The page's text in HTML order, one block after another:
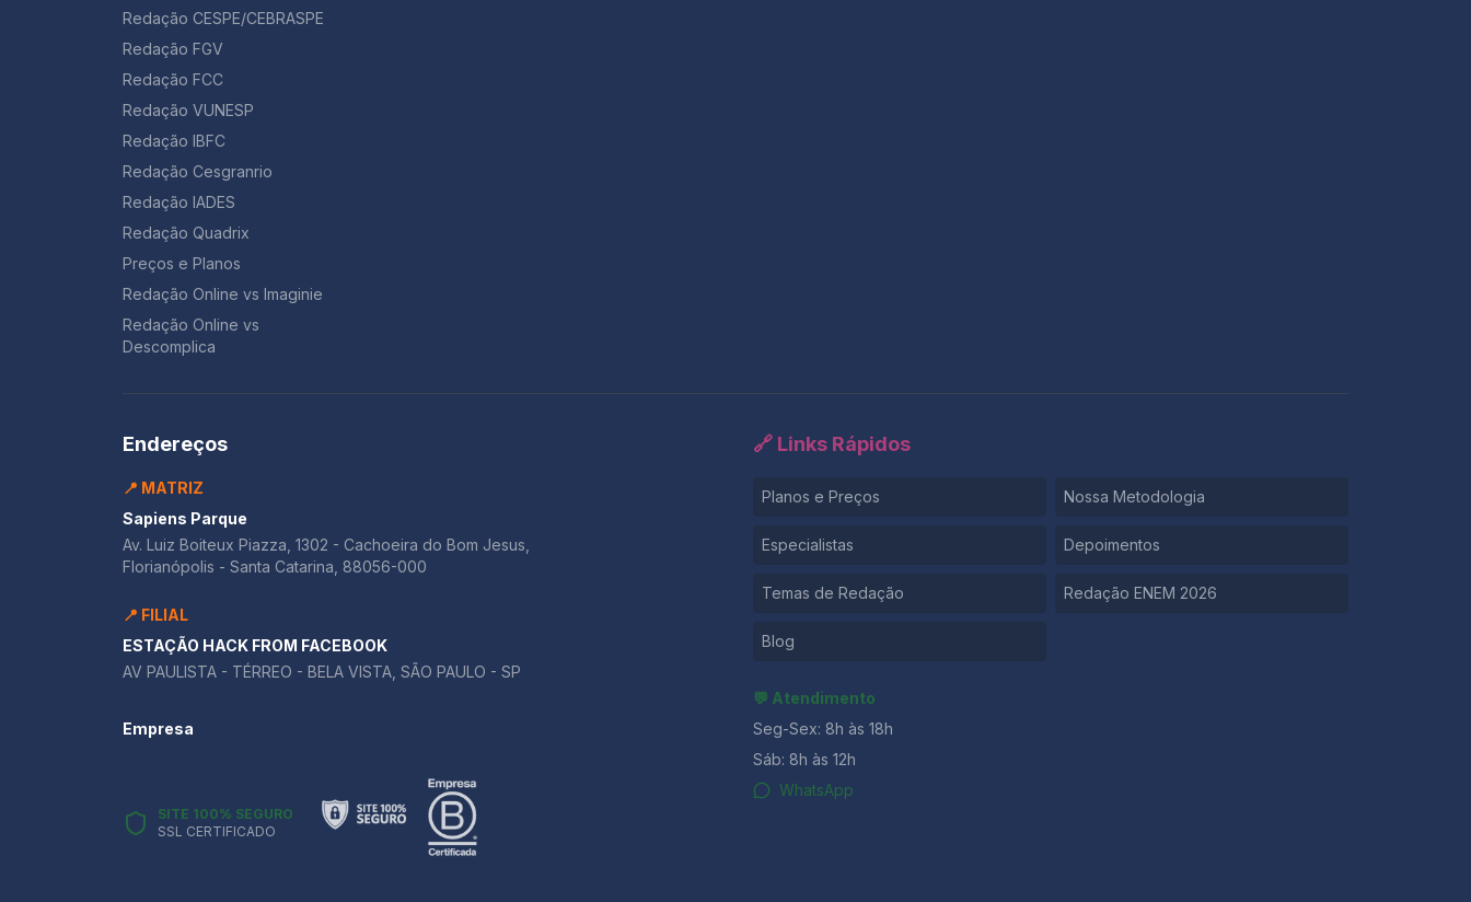
Redação CESPE/CEBRASPE
Redação FGV
Redação FCC
Redação VUNESP
Redação IBFC
Redação Cesgranrio
Redação IADES
Redação Quadrix
Preços e Planos
Redação Online vs Imaginie
Redação Online vs
Descomplica
Endereços
📍 MATRIZ
Sapiens Parque
Av. Luiz Boiteux Piazza, 1302 - Cachoeira do Bom Jesus,
Florianópolis - Santa Catarina, 88056-000
📍 FILIAL
ESTAÇÃO HACK FROM FACEBOOK
AV PAULISTA - TÉRREO - BELA VISTA, SÃO PAULO - SP
Empresa
SITE 100% SEGURO
SSL CERTIFICADO
🔗 Links Rápidos
Planos e Preços Nossa Metodologia
Especialistas Depoimentos
Temas de Redação Redação ENEM 2026
Blog
💬 Atendimento
Seg-Sex: 8h às 18h
Sáb: 8h às 12h
WhatsApp